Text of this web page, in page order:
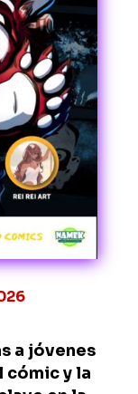
a jóvenes
cómic y la